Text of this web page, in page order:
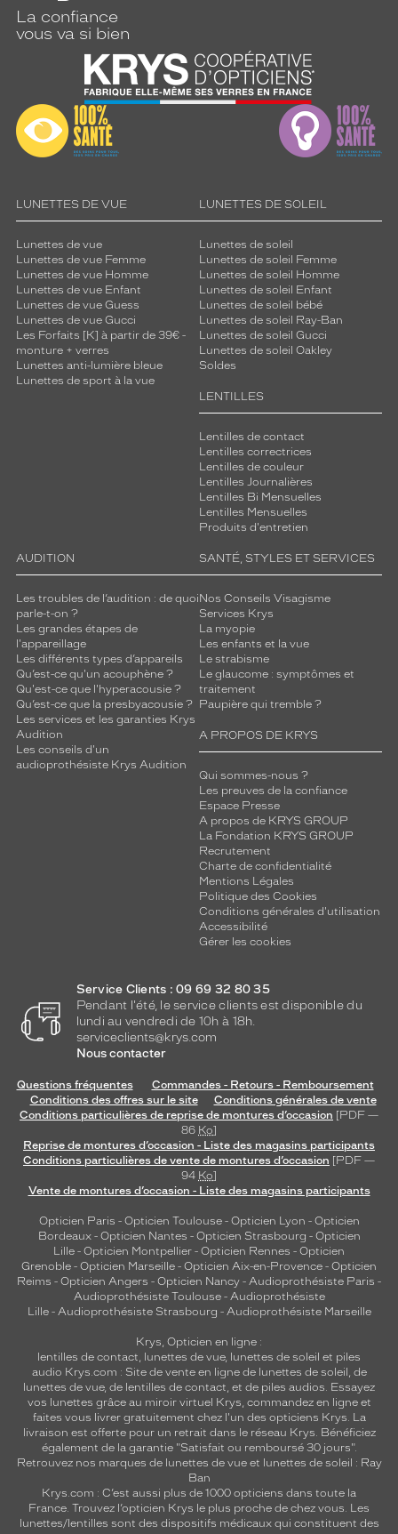
La confiance
vous va si bien
LUNETTES DE VUE
Lunettes de vue
Lunettes de vue Femme
Lunettes de vue Homme
Lunettes de vue Enfant
Lunettes de vue Guess
Lunettes de vue Gucci
Les Forfaits [K] à partir de 39€ -
monture + verres
Lunettes anti-lumière bleue
Lunettes de sport à la vue
LUNETTES DE SOLEIL
Lunettes de soleil
Lunettes de soleil Femme
Lunettes de soleil Homme
Lunettes de soleil Enfant
Lunettes de soleil bébé
Lunettes de soleil Ray-Ban
Lunettes de soleil Gucci
Lunettes de soleil Oakley
Soldes
LENTILLES
Lentilles de contact
Lentilles correctrices
Lentilles de couleur
Lentilles Journalières
Lentilles Bi Mensuelles
Lentilles Mensuelles
Produits d'entretien
AUDITION
Les troubles de l’audition : de quoi
parle-t-on ?
Les grandes étapes de
l'appareillage
Les différents types d’appareils
Qu’est-ce qu'un acouphène ?
Qu'est-ce que l'hyperacousie ?
Qu’est-ce que la presbyacousie ?
Les services et les garanties Krys
Audition
Les conseils d'un
audioprothésiste Krys Audition
SANTÉ, STYLES ET SERVICES
Nos Conseils Visagisme
Services Krys
La myopie
Les enfants et la vue
Le strabisme
Le glaucome : symptômes et
traitement
Paupière qui tremble ?
A PROPOS DE KRYS
Qui sommes-nous ?
Les preuves de la confiance
Espace Presse
A propos de KRYS GROUP
La Fondation KRYS GROUP
Recrutement
Charte de confidentialité
Mentions Légales
Politique des Cookies
Conditions générales d'utilisation
Accessibilité
Gérer les cookies
Service Clients : 09 69 32 80 35
Pendant l'été, le service clients est disponible du
lundi au vendredi de 10h à 18h.
serviceclients@krys.com
Nous contacter
Questions fréquentes
Commandes - Retours - Remboursement
Conditions des offres sur le site
Conditions générales de vente
Conditions particulières de reprise de montures d’occasion [PDF —
86 Ko]
Reprise de montures d’occasion - Liste des magasins participants
Conditions particulières de vente de montures d’occasion [PDF —
94 Ko]
Vente de montures d’occasion - Liste des magasins participants
Opticien Paris - Opticien Toulouse- Opticien Lyon - Opticien
Bordeaux- Opticien Nantes - Opticien Strasbourg - Opticien
Lille - Opticien Montpellier - Opticien Rennes - Opticien
Grenoble - Opticien Marseille - Opticien Aix-en-Provence - Opticien
Reims - Opticien Angers - Opticien Nancy - Audioprothésiste Paris -
Audioprothésiste Toulouse- Audioprothésiste
Lille- Audioprothésiste Strasbourg - Audioprothésiste Marseille
Krys, Opticien en ligne :
lentilles de contact, lunettes de vue, lunettes de soleil et piles
audio Krys.com : Site de vente en ligne de lunettes de soleil, de
lunettes de vue, de lentilles de contact, et de piles audios. Essayez
vos lunettes grâce au miroir virtuel Krys, commandez en ligne et
faites vous livrer gratuitement chez l'un des opticiens Krys. La
livraison est offerte pour un retrait dans le réseau Krys. Bénéficiez
également de la garantie "Satisfait ou remboursé 30 jours".
Retrouvez nos marques de lunettes de vue et lunettes de soleil : Ray
Ban
Krys.com : C’est aussi plus de 1000 opticiens dans toute la
France. Trouvez l’opticien Krys le plus proche de chez vous. Les
lunettes/lentilles sont des dispositifs médicaux qui constituent des